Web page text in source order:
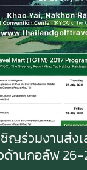
ญร่วมงานส่ง
ด้านกอล์ฟ 26-